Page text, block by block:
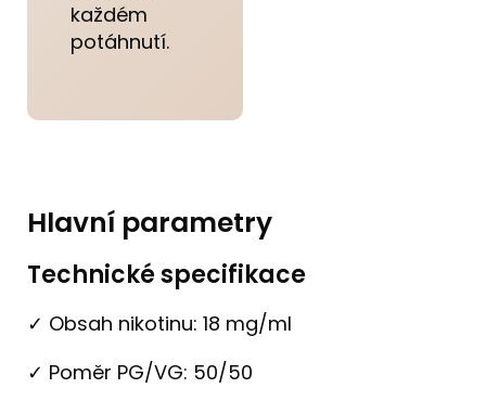
každém
potáhnutí.
Hlavní parametry
Technické specifikace
✓ Obsah nikotinu: 18 mg/ml
✓ Poměr PG/VG: 50/50